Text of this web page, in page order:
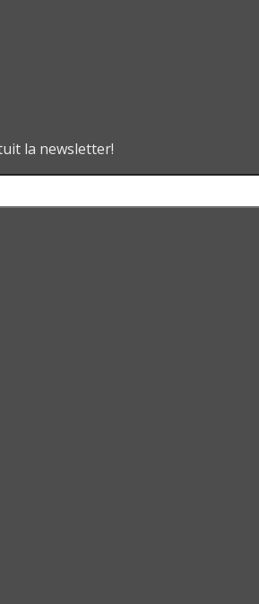
la newsletter!